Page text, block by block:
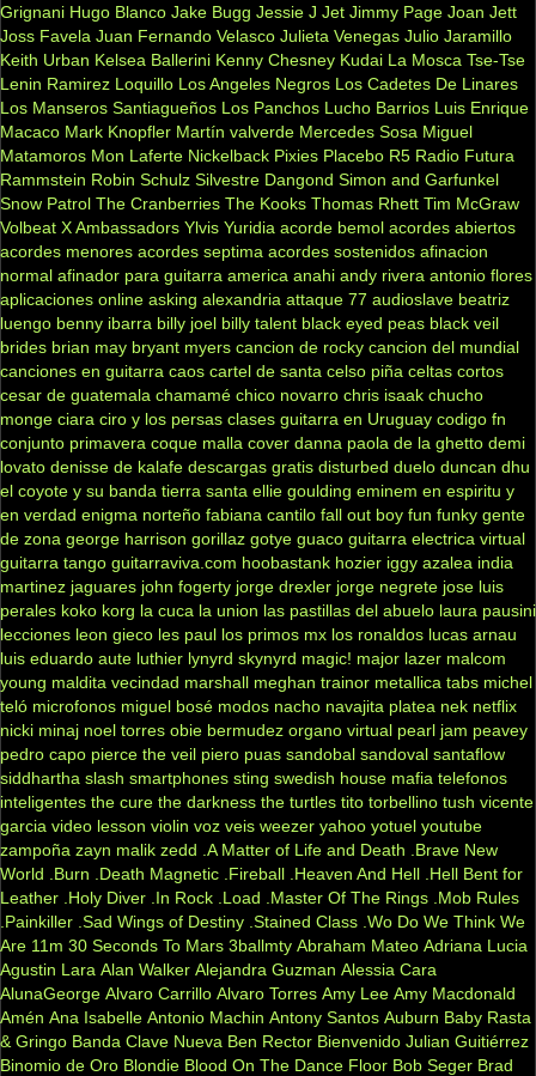
Grignani Hugo Blanco Jake Bugg Jessie J Jet Jimmy Page Joan Jett
Joss Favela Juan Fernando Velasco Julieta Venegas Julio Jaramillo
Keith Urban Kelsea Ballerini Kenny Chesney Kudai La Mosca Tse-Tse
Lenin Ramirez Loquillo Los Angeles Negros Los Cadetes De Linares
Los Manseros Santiagueños Los Panchos Lucho Barrios Luis Enrique
Macaco Mark Knopfler Martín valverde Mercedes Sosa Miguel
Matamoros Mon Laferte Nickelback Pixies Placebo R5 Radio Futura
Rammstein Robin Schulz Silvestre Dangond Simon and Garfunkel
Snow Patrol The Cranberries The Kooks Thomas Rhett Tim McGraw
Volbeat X Ambassadors Ylvis Yuridia acorde bemol acordes abiertos
acordes menores acordes septima acordes sostenidos afinacion
normal afinador para guitarra america anahi andy rivera antonio flores
aplicaciones online asking alexandria attaque 77 audioslave beatriz
luengo benny ibarra billy joel billy talent black eyed peas black veil
brides brian may bryant myers cancion de rocky cancion del mundial
canciones en guitarra caos cartel de santa celso piña celtas cortos
cesar de guatemala chamamé chico novarro chris isaak chucho
monge ciara ciro y los persas clases guitarra en Uruguay codigo fn
conjunto primavera coque malla cover danna paola de la ghetto demi
lovato denisse de kalafe descargas gratis disturbed duelo duncan dhu
el coyote y su banda tierra santa ellie goulding eminem en espiritu y
en verdad enigma norteño fabiana cantilo fall out boy fun funky gente
de zona george harrison gorillaz gotye guaco guitarra electrica virtual
guitarra tango guitarraviva.com hoobastank hozier iggy azalea india
martinez jaguares john fogerty jorge drexler jorge negrete jose luis
perales koko korg la cuca la union las pastillas del abuelo laura pausini
lecciones leon gieco les paul los primos mx los ronaldos lucas arnau
luis eduardo aute luthier lynyrd skynyrd magic! major lazer malcom
young maldita vecindad marshall meghan trainor metallica tabs michel
teló microfonos miguel bosé modos nacho navajita platea nek netflix
nicki minaj noel torres obie bermudez organo virtual pearl jam peavey
pedro capo pierce the veil piero puas sandobal sandoval santaflow
siddhartha slash smartphones sting swedish house mafia telefonos
inteligentes the cure the darkness the turtles tito torbellino tush vicente
garcia video lesson violin voz veis weezer yahoo yotuel youtube
zampoña zayn malik zedd .A Matter of Life and Death
.Brave New
World
.Burn .Death Magnetic .Fireball .Heaven And Hell .Hell Bent for
Leather .Holy Diver .In Rock .Load .Master Of The Rings .Mob Rules
.Painkiller .Sad Wings of Destiny .Stained Class .Wo Do We Think We
Are 11m 30 Seconds To Mars 3ballmty Abraham Mateo Adriana Lucia
Agustin Lara Alan Walker Alejandra Guzman Alessia Cara
AlunaGeorge Alvaro Carrillo Alvaro Torres Amy Lee Amy Macdonald
Amén Ana Isabelle Antonio Machin Antony Santos Auburn Baby Rasta
& Gringo Banda Clave Nueva Ben Rector Bienvenido Julian Guitiérrez
Binomio de Oro Blondie Blood On The Dance Floor Bob Seger Brad